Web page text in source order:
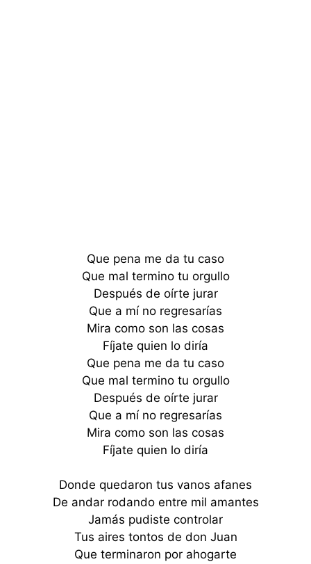
Que pena me da tu caso
Que mal termino tu orgullo
Después de oírte jurar
Que a mí no regresarías
Mira como son las cosas
Fíjate quien lo diría
Que pena me da tu caso
Que mal termino tu orgullo
Después de oírte jurar
Que a mí no regresarías
Mira como son las cosas
Fíjate quien lo diría
Donde quedaron tus vanos afanes
De andar rodando entre mil amantes
Jamás pudiste controlar
Tus aires tontos de don Juan
Que terminaron por ahogarte